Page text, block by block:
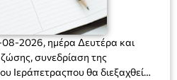
2026, ημέρα Δευτέρα και
συνεδρίαση της
Ιεράπετραςπου θα διεξαχθεί